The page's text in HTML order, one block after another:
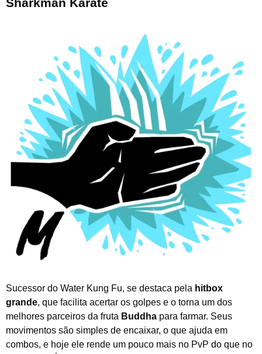
Sharkman Karate
Sucessor do Water Kung Fu, se destaca pela hitbox
grande, que facilita acertar os golpes e o torna um dos
melhores parceiros da fruta Buddha para farmar. Seus
movimentos são simples de encaixar, o que ajuda em
combos, e hoje ele rende um pouco mais no PvP do que no